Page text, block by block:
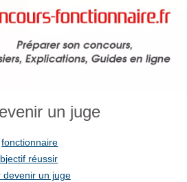
un juge
fonctionnaire
réussir
devenir un juge